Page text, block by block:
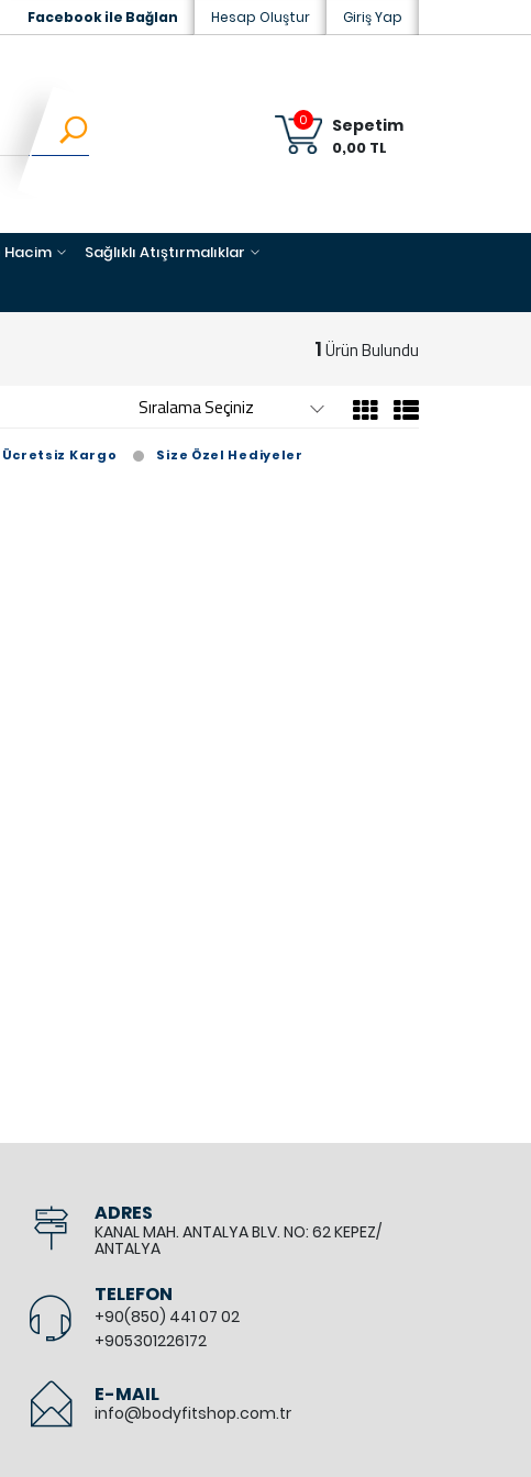
Giriş Yap
Hesap Oluştur
Facebook ile Bağlan
0 Sepetim
0,00 TL
Hacim
Sağlıklı Atıştırmalıklar
1Ürün Bulundu
Ücretsiz Kargo Size Özel Hediyeler
ADRES
KANAL MAH. ANTALYA BLV. NO: 62 KEPEZ/
ANTALYA
TELEFON
+90(850) 441 07 02
+905301226172
E-MAIL
info@bodyfitshop.com.tr